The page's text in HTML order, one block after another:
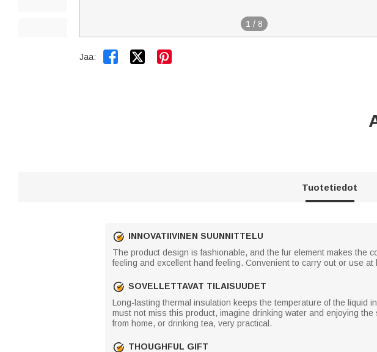
1 / 8
Jaa:  
Tuotetiedot
INNOVATIIVINEN SUUNNITTELU
The product design is fashionable, and the fur element makes the
feeling and excellent hand feeling. Convenient to carry out or use at
SOVELLETTAVAT TILAISUUDET
Long-lasting thermal insulation keeps the temperature of the liquid
must not miss this product, imagine drinking water and enjoying
from home, or drinking tea, very practical.
THOUGHFUL GIFT